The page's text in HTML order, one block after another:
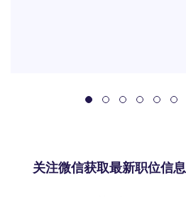
关注微信获取最新职位信息